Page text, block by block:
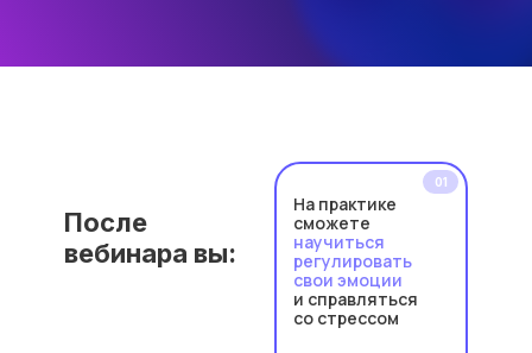
После
вебинара вы:
На практике
сможете
научиться
регулировать
свои эмоции
и справляться
со стрессом
01